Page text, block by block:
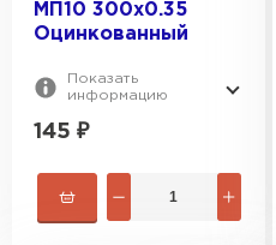
МП10 300х0.35
Оцинкованный
Показать
информацию
145 ₽